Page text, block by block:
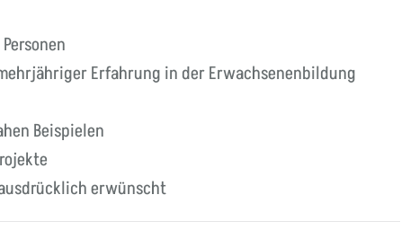
Erfahrung in der Erwachsenenbildung
Beispielen
erwünscht